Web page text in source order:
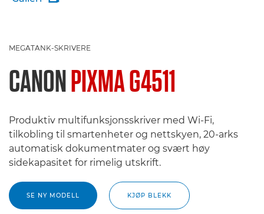
MEGATANK-SKRIVERE
CANONPIXMA G4511
Produktiv multifunksjonsskriver med Wi-Fi,
tilkobling til smartenheter og nettskyen, 20-arks
automatisk dokumentmater og svært høy
sidekapasitet for rimelig utskrift.
SE NY MODELL KJØP BLEKK